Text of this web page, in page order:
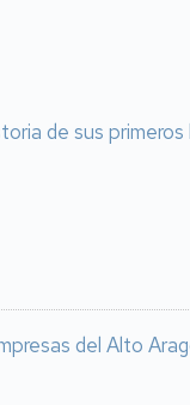
de sus
del Alto